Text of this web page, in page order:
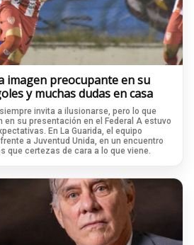
imagen preocupante en su
y muchas dudas en casa
invita a ilusionarse, pero lo que
su presentación en el Federal A estuvo
En La Guarida, el equipo
a Juventud Unida, en un encuentro
que certezas de cara a lo que viene.